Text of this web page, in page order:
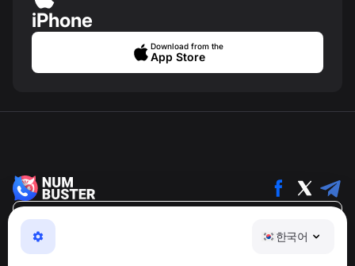
한국어
iPhone
Download from the
App Store
NumBuster © 2013—2026 ·
support@numbuster.com